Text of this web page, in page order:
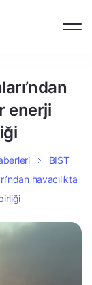
enerji
BIST
havacılıkta